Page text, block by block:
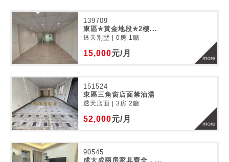
139709
東區✯黃金地段✯2樓...
透天別墅 | 0房 1廳
15,000元/月
151524
東區三角窗店面禁油湯
透天店面 | 3房 2廳
52,000元/月
90545
成大成兩房家具齊全，...